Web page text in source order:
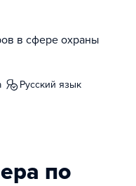
в сфере охраны
русский язык
по